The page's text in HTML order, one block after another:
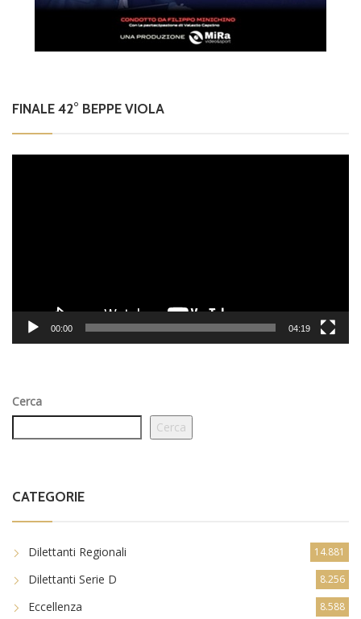
FINALE 42° BEPPE VIOLA
00:00 04:19
Cerca
Cerca
CATEGORIE
Dilettanti Regionali 14.881
Dilettanti Serie D 8.256
Eccellenza 8.588